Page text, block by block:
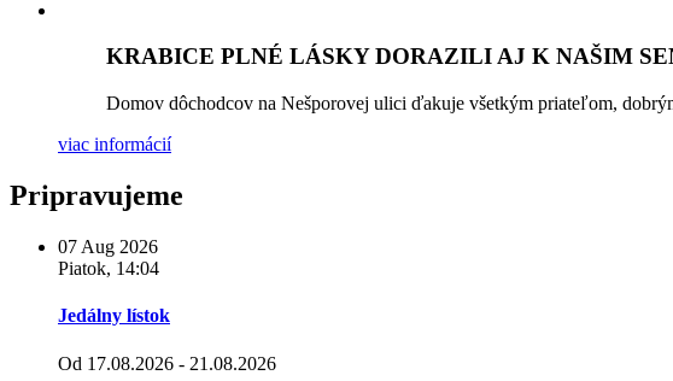
KRABICE PLNÉ LÁSKY DORAZILI AJ K NAŠIM
Domov dôchodcov na Nešporovej ulici ďakuje všetkým priateľom,
viac informácií
Pripravujeme
07 Aug 2026
Piatok, 14:04
Jedálny lístok
Od 17.08.2026 - 21.08.2026